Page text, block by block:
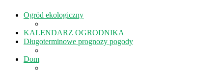
Ogród ekologiczny
KALENDARZ OGRODNIKA
Długoterminowe prognozy pogody
Dom